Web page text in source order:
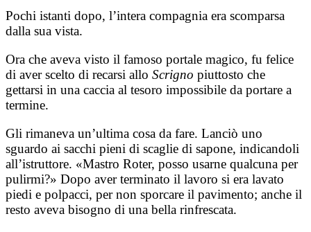
Pochi istanti dopo, l’intera compagnia era scomparsa
dalla sua vista.
Ora che aveva visto il famoso portale magico, fu felice
di aver scelto di recarsi allo Scrigno piuttosto che
gettarsi in una caccia al tesoro impossibile da portare a
termine.
Gli rimaneva un’ultima cosa da fare. Lanciò uno
sguardo ai sacchi pieni di scaglie di sapone, indicandoli
all’istruttore. «Mastro Roter, posso usarne qualcuna per
pulirmi?» Dopo aver terminato il lavoro si era lavato
piedi e polpacci, per non sporcare il pavimento; anche il
resto aveva bisogno di una bella rinfrescata.